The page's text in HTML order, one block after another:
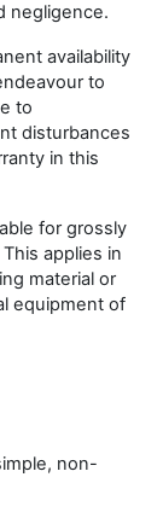
negligence.
availability
to
to
disturbances
in this
for grossly
applies in
material or
equipment of
non-